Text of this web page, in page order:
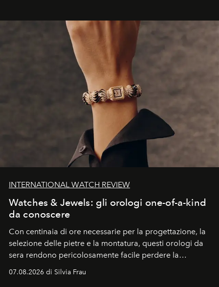
INTERNATIONAL WATCH REVIEW
Watches & Jewels: gli orologi one-of-a-kind
da conoscere
Con centinaia di ore necessarie per la progettazione, la
selezione delle pietre e la montatura, questi orologi da
sera rendono pericolosamente facile perdere la
cognizione del tempo. Ma con quadranti così
07.08.2026 di Silvia Frau